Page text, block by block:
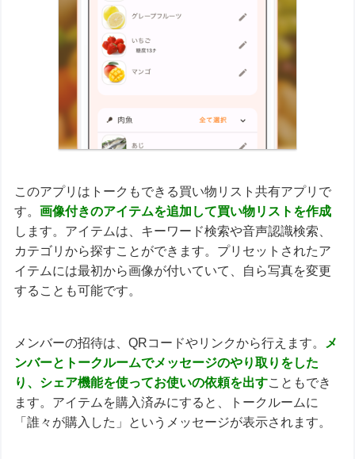
このアプリはトークもできる買い物リスト共有アプリで
す。画像付きのアイテムを追加して買い物リストを作成
します。アイテムは、キーワード検索や音声認識検索、
カテゴリから探すことができます。プリセットされたア
イテムには最初から画像が付いていて、自ら写真を変更
することも可能です。
メンバーの招待は、QRコードやリンクから行えます。
メ
ンバーとトークルームでメッセージのやり取りをした
り、シェア機能を使ってお使いの依頼を出すこともでき
ます。アイテムを購入済みにすると、トークルームに
「誰々が購入した」というメッセージが表示されます。